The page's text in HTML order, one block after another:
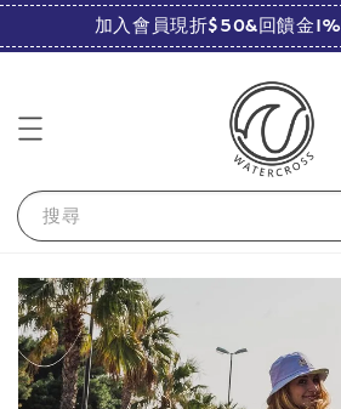
加入會員現折$50&回饋金1%
搜尋